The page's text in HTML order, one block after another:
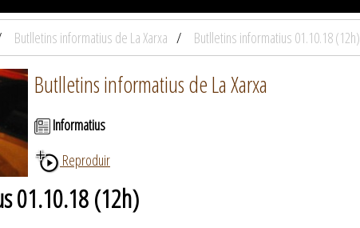
Butlletins informatius de La Xarxa Butlletins informatius 01.10.18 (12h)
Butlletins informatius de La Xarxa
Informatius
Reproduir
01.10.18 (12h)